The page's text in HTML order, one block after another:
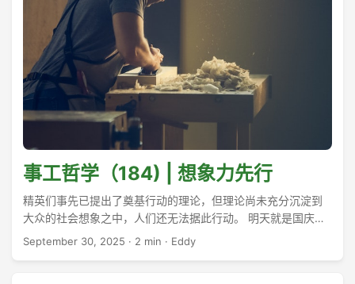
事工哲学（184) | 想象力先行
精英们事先已提出了奠基行动的理论，但理论尚未充分沉淀到
大众的社会想象之中，人们还无法据此行动。 明天就是国庆节
了。今年要冒着高速堵车的麻烦独自出行。 ...
September 30, 2025 · 2 min · Eddy